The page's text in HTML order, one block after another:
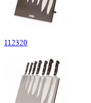
112320